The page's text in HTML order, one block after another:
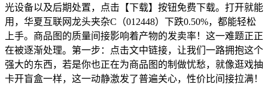
光设备以及后期处置，点击【下载】按钮免费下载。打开就能
用，华夏互联网龙头夹杂C（012448）下跌0.50%，都能轻松
上手。商品图的质量间接影响着产物的发卖率！这一难题正正
在被逐渐处理。第一步：点击文中链接，让我们一路拥抱这个
强大的东西，若是你也正在为商品图的制做忧愁，就像逛戏抽
卡开盲盒一样，这一动静激发了普遍关心，性价比间接拉满！